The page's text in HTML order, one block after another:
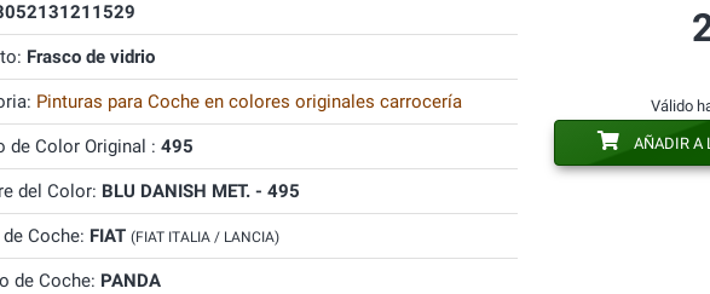
Frasco de vidrio
Pinturas para Coche en colores originales carrocería
de Color Original : 495
del Color: BLU DANISH MET. - 495
Coche: FIAT (FIAT ITALIA / LANCIA)
de Coche: PANDA
Válido
AÑADIR A